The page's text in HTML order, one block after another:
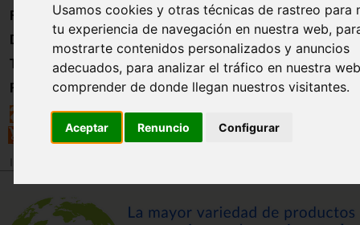
Usamos cookies y otras técnicas de rastreo para
tu experiencia de navegación en nuestra web,
mostrarte contenidos personalizados y anuncios
adecuados, para analizar el tráfico en nuestra
comprender de donde llegan nuestros visitantes.
Aceptar Renuncio Configurar
Formación
Directorio
Trabajo
Registro